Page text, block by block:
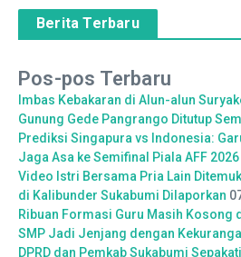
Berita Terbaru
Pos-pos Terbaru
Imbas Kebakaran di Alun-alun
Gunung Gede Pangrango Ditutup
Prediksi Singapura vs Indonesia:
Jaga Asa ke Semifinal Piala AFF 2026
Video Istri Bersama Pria Lain
di Kalibunder Sukabumi Dilaporkan
Ribuan Formasi Guru Masih Kosong
SMP Jadi Jenjang dengan
DPRD dan Pemkab Sukabumi